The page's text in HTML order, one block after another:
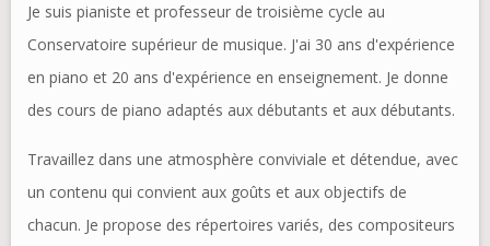
Je suis pianiste et professeur de troisième cycle au
Conservatoire supérieur de musique. J'ai 30 ans d'expérience
en piano et 20 ans d'expérience en enseignement. Je donne
des cours de piano adaptés aux débutants et aux débutants.
Travaillez dans une atmosphère conviviale et détendue, avec
un contenu qui convient aux goûts et aux objectifs de
chacun. Je propose des répertoires variés, des compositeurs